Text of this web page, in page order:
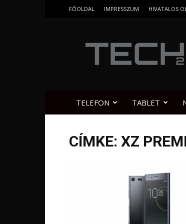
FŐOLDAL IMPRESSZUM HIVATALOS
TELEFON TABLET
CÍMKE: XZ